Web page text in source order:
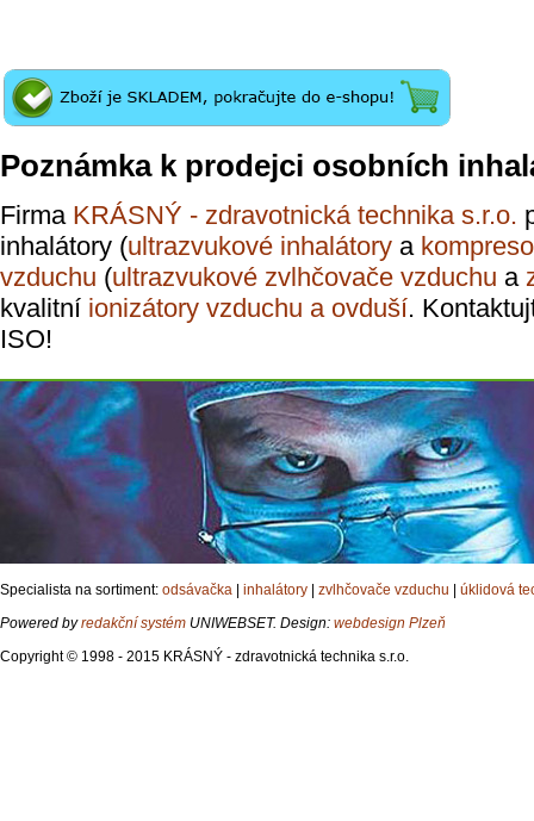
Poznámka k prodejci osobních
Firma KRÁSNÝ - zdravotnická technika s.r.o.
inhalátory (ultrazvukové inhalátory a
vzduchu (ultrazvukové zvlhčovače vzduchu a
kvalitní ionizátory vzduchu a ovduší.
ISO!
Specialista na sortiment: odsávačka inhalátory zvlhčovače vzduchu
úklidová
Powered byredakční systém UNIWEBSET. Design: webdesign Plzeň
Copyright © 1998 - 2015 KRÁSNÝ - zdravotnická technika s.r.o.